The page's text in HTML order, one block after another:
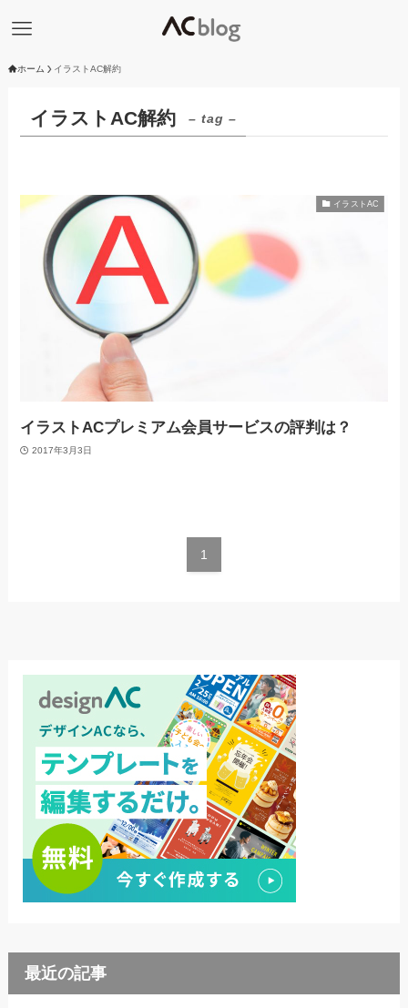
ホーム イラストAC解約
イラストAC解約 – tag –
イラストAC
イラストACプレミアム会員サービスの評判は？
2017年3月3日
1
最近の記事